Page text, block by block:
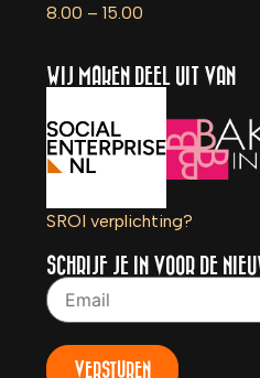
8.00 – 15.00
WIJ MAKEN DEEL UIT VAN
SROI verplichting?
SCHRIJF JE IN VOOR DE
VERSTUREN